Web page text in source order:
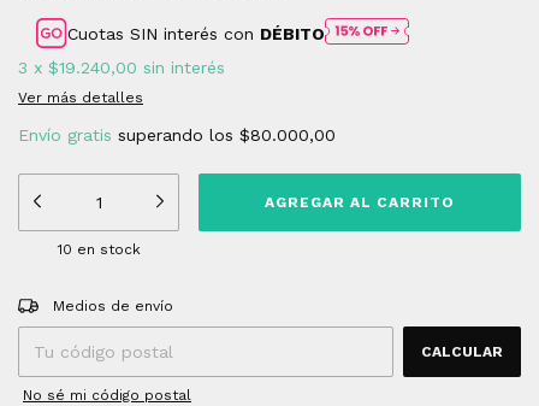
Cuotas SIN interés con DÉBITO
3 x $19.240,00 sin interés
Ver más detalles
Envío gratis superando los $80.000,00
10 en stock
Entregas para el CP:
Medios de envío
CALCULAR
No sé mi código postal